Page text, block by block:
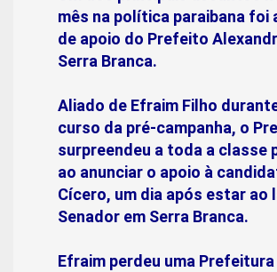
mês na política paraibana foi
de apoio do Prefeito
Serra Branca.
Aliado de Efraim Filho
curso da pré-campanha, o
surpreendeu a toda a classe
ao anunciar o apoio à
Cícero, um dia após estar ao
Senador em Serra Branca.
Efraim perdeu uma Prefeitura